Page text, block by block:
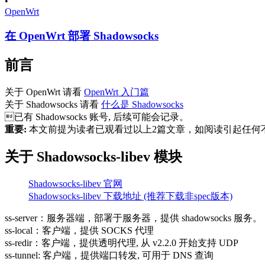
OpenWrt
在 OpenWrt 部署 Shadowsocks
前言
关于 OpenWrt 请看 OpenWrt 入门篇
关于 Shadowsocks 请看 什么是 Shadowsocks
已有 Shadowsocks 账号, 后续可能会记录。
重要: 本文前提为读者已观看过以上2篇文章，如阅读引起任何
关于 Shadowsocks-libev 模块
Shadowsocks-libev 官网
Shadowsocks-libev 下载地址 (推荐下载非spec版本)
ss-server：服务器端，部署于服务器，提供 shadowsocks 服务。
ss-local：客户端，提供 SOCKS 代理
ss-redir：客户端，提供透明代理, 从 v2.2.0 开始支持 UDP
ss-tunnel: 客户端，提供端口转发, 可用于 DNS 查询